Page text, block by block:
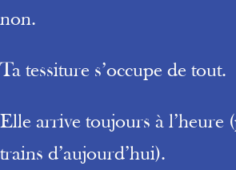
non.
Ta tessiture s’occupe de tout.
Elle arrive toujours à l’heure
trains d’aujourd’hui).